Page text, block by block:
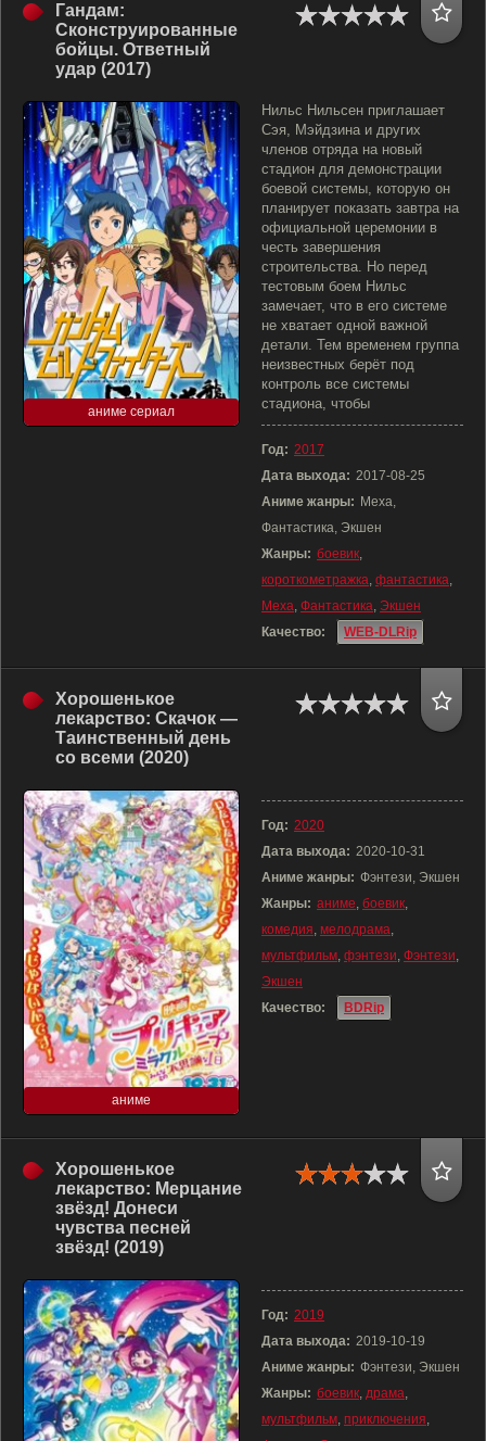
Гандам:
Сконструированные
бойцы. Ответный
удар (2017)
аниме сериал
Нильс Нильсен приглашает
Сэя, Мэйдзина и других
членов отряда на новый
стадион для демонстрации
боевой системы, которую он
планирует показать завтра на
официальной церемонии в
честь завершения
строительства. Но перед
тестовым боем Нильс
замечает, что в его системе
не хватает одной важной
детали. Тем временем группа
неизвестных берёт под
контроль все системы
стадиона, чтобы
Год: 2017
Дата выхода: 2017-08-25
Аниме жанры: Меха,
Фантастика, Экшен
Жанры: боевик,
короткометражка, фантастика,
Меха, Фантастика, Экшен
Качество:
WEB-DLRip
Хорошенькое
лекарство: Скачок —
Таинственный день
со всеми (2020)
аниме
Год: 2020
Дата выхода: 2020-10-31
Аниме жанры: Фэнтези, Экшен
Жанры: аниме, боевик,
комедия, мелодрама,
мультфильм, фэнтези, Фэнтези,
Экшен
Качество:
BDRip
Хорошенькое
лекарство: Мерцание
звёзд! Донеси
чувства песней
звёзд! (2019)
Год: 2019
Дата выхода: 2019-10-19
Аниме жанры: Фэнтези, Экшен
Жанры: боевик, драма,
мультфильм, приключения,